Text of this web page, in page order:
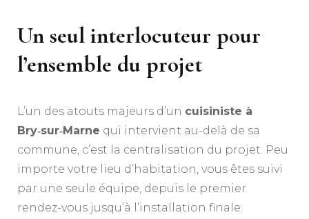
Un seul interlocuteur pour
l’ensemble du projet
L’un des atouts majeurs d’un cuisiniste à
Bry‑sur‑Marne qui intervient au-delà de sa
commune, c’est la centralisation du projet. Peu
importe votre lieu d’habitation, vous êtes suivi
par une seule équipe, depuis le premier
rendez-vous jusqu’à l’installation finale.